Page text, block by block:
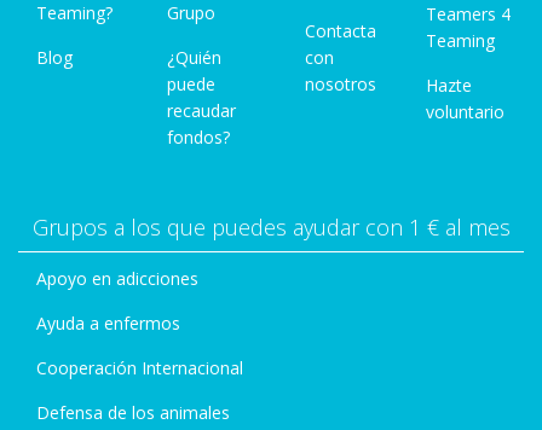
Teaming?
Blog
Grupo
¿Quién
puede
recaudar
fondos?
Contacta
con
nosotros
Teamers 4
Teaming
Hazte
voluntario
Grupos a los que puedes ayudar con 1 € al mes
Apoyo en adicciones
Ayuda a enfermos
Cooperación Internacional
Defensa de los animales